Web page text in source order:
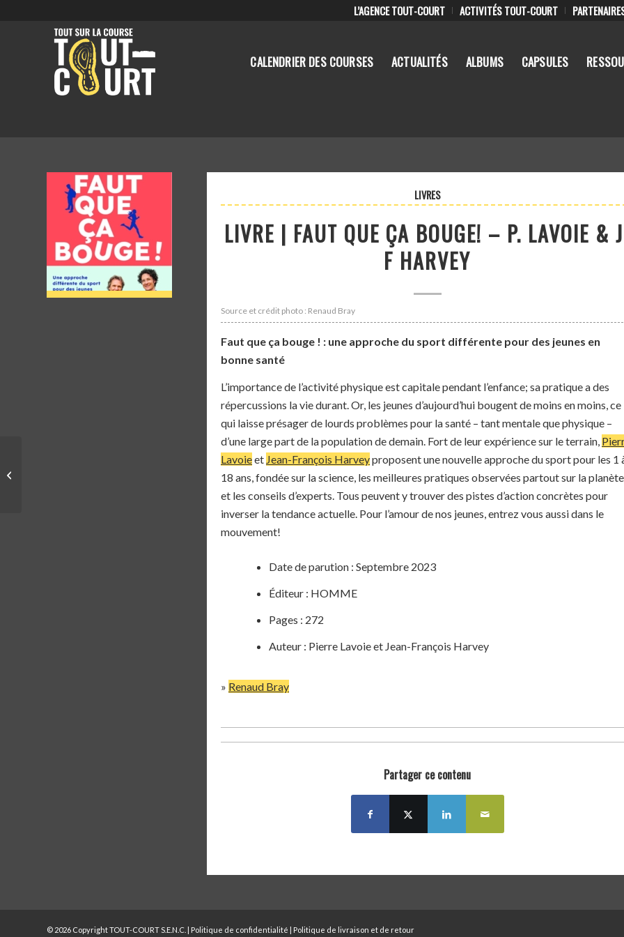
L’AGENCE TOUT-COURT ACTIVITÉS TOUT-COURT
CALENDRIER DES COURSES ACTUALITÉS ALBUMS CAPSULES
LIVRES
LIVRE | FAUT QUE ÇA BOUGE! – P. LAVOIE &
F HARVEY
Source et crédit photo : Renaud Bray
Faut que ça bouge ! : une approche du sport différente pour des jeunes en
bonne santé
L’importance de l’activité physique est capitale pendant l’enfance; sa pratique a des
répercussions la vie durant. Or, les jeunes d’aujourd’hui bougent de moins en moins, ce
qui laisse présager de lourds problèmes pour la santé – tant mentale que physique –
d’une large part de la population de demain. Fort de leur expérience sur le terrain,
Lavoieet Jean-François Harveyproposent une nouvelle approche du sport pour les 1
18 ans, fondée sur la science, les meilleures pratiques observées partout sur la planète
et les conseils d’experts. Tous peuvent y trouver des pistes d’action concrètes pour
inverser la tendance actuelle. Pour l’amour de nos jeunes, entrez vous aussi dans le
mouvement!
Date de parution : Septembre 2023
Éditeur : HOMME
Pages : 272
Auteur : Pierre Lavoie et Jean-François Harvey
» Renaud Bray
Partager ce contenu
© 2026 Copyright TOUT-COURT S.E.N.C. | Politique de confidentialité Politique de livraison et de retour